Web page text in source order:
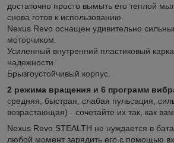
достаточно просто вымыть его теплой
снова готов к использованию.
Nexus Revo оснащен удивительно
моторчиком.
Усиленный внутренний пластиковый
надежности.
Брызгоустойчивый корпус.
2 режима вращения и 6 программ
средняя, быстрая, слабая пульсация,
возрастающая) - сочетайте их так, как
Nexus Revo STEALTH не нуждается в
любой момент зарядить его с помощью